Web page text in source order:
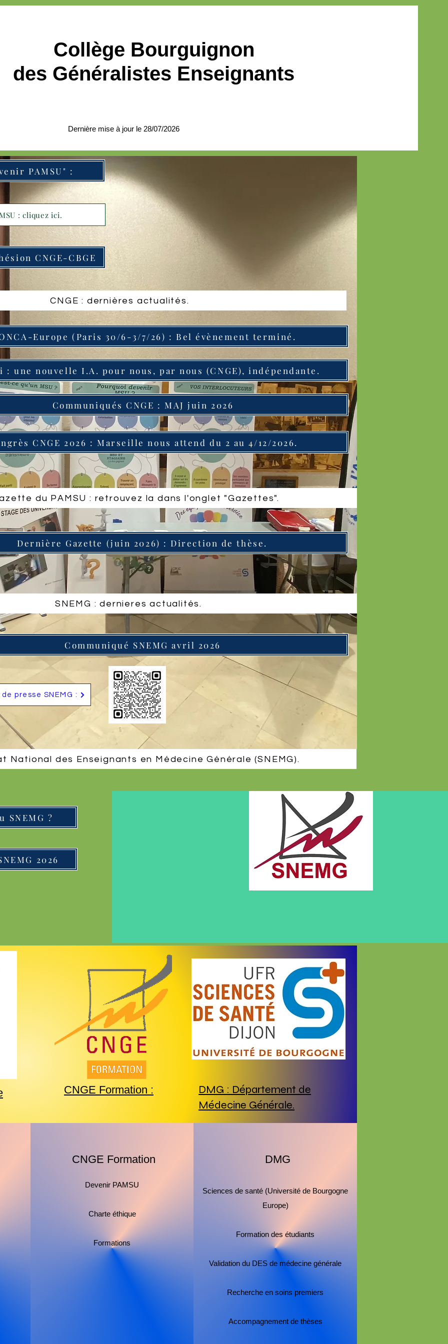
Collège Bourguignon
des Généralistes Enseignants
Dernière mise à jour le 28/07/2026
Film "Devenir PAMSU" :
: cliquez ici.
CNGE-CBGE
CNGE : dernières actualités.
Europe (Paris 30/6-3/7/26) : Bel évènement terminé.
: une nouvelle I.A. pour nous, par nous (CNGE), indépendante.
Communiqués CNGE : MAJ juin 2026
CNGE 2026 : Marseille nous attend du 2 au 4/12/2026.
du PAMSU : retrouvez la dans l'onglet "Gazettes".
Dernière Gazette (juin 2026) : Direction de thèse.
SNEMG : dernieres actualités.
Communiqué SNEMG avril 2026
presse SNEMG :
National des Enseignants en Médecine Générale (SNEMG).
SNEMG ?
2026
CNGE Formation :
DMG : Département de
Médecine Générale.
CNGE Formation
Devenir PAMSU
Charte éthique
Formations
DMG
Sciences de santé (Université de Bourgogne
Europe)
​​Formation des étudiants
Validation du DES de médecine générale
Recherche en soins premiers
Accompagnement de thèses